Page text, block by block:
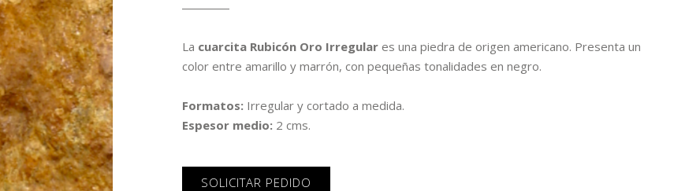
La cuarcita Rubicón Oro Irregular es una piedra de origen americano. Presenta un
color entre amarillo y marrón, con pequeñas tonalidades en negro.
Formatos: Irregular y cortado a medida.
Espesor medio: 2 cms.
SOLICITAR PEDIDO